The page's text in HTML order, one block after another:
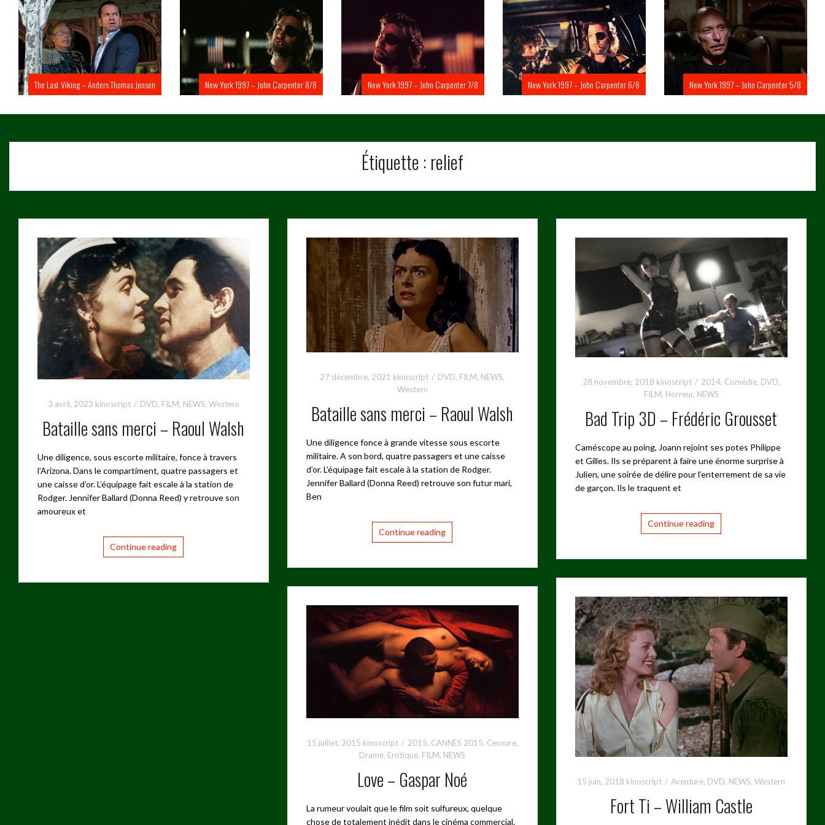
The Last Viking – Anders Thomas Jensen New York 1997 – John Carpenter 8/8 New York 1997 – John Carpenter 7/8 New York 1997 – John Carpenter 6/8 New York 1997 – John Carpenter 5/8
Étiquette : relief
3 avril, 2023 kinoscript DVD, FILM, NEWS, Western
Bataille sans merci – Raoul Walsh
Une diligence, sous escorte militaire, fonce à travers
l’Arizona. Dans le compartiment, quatre passagers et
une caisse d’or. L’équipage fait escale à la station de
Rodger. Jennifer Ballard (Donna Reed) y retrouve son
amoureux et
Continue reading
27 décembre, 2021 kinoscript DVD, FILM, NEWS,
Western
Bataille sans merci – Raoul Walsh
Une diligence fonce à grande vitesse sous escorte
militaire. A son bord, quatre passagers et une caisse
d’or. L’équipage fait escale à la station de Rodger.
Jennifer Ballard (Donna Reed) retrouve son futur mari,
Ben
Continue reading
28 novembre, 2018 kinoscript 2014, Comédie, DVD,
FILM, Horreur, NEWS
Bad Trip 3D – Frédéric Grousset
Caméscope au poing, Joann rejoint ses potes Philippe
et Gilles. Ils se préparent à faire une énorme surprise à
Julien, une soirée de délire pour l’enterrement de sa vie
de garçon. Ils le traquent et
Continue reading
15 juin, 2018 kinoscript Aventure, DVD, NEWS,Western
Fort Ti – William Castle
15 juillet, 2015 kinoscript 2015, CANNES 2015, Censure,
Drame, Erotique, FILM, NEWS
Love – Gaspar Noé
La rumeur voulait que le film soit sulfureux, quelque
chose de totalement inédit dans le cinéma commercial.